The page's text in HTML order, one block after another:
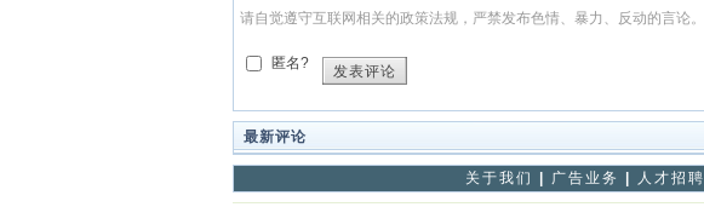
请自觉遵守互联网相关的政策法规，严禁发布色情、暴力、反动的言论。
匿名?
发表评论
最新评论
关于我们 广告业务 人才招聘